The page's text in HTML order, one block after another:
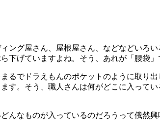
ング屋さん、屋根屋さん、などなどいろ
下げていますよね。そう、あれが「腰袋
るでドラえもんのポケットのように取り
す。そう、職人さんは何がどこに入って
んなものが入っているのだろうって俄然興